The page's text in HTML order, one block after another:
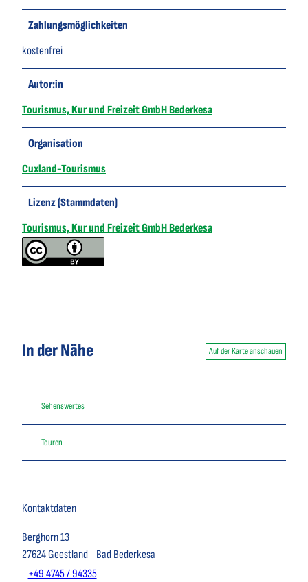
Zahlungsmöglichkeiten
kostenfrei
Autor:in
Tourismus, Kur und Freizeit GmbH Bederkesa
Organisation
Cuxland-Tourismus
Lizenz (Stammdaten)
Tourismus, Kur und Freizeit GmbH Bederkesa
In der Nähe Auf der Karte anschauen
Sehenswertes
Touren
Kontaktdaten
Berghorn 13
27624 Geestland- Bad Bederkesa
+49 4745 / 94335